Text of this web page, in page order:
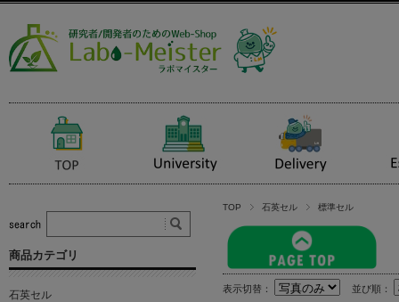
TOP 石英セル 標準セル
表示切替： 並び順：
商品カテゴリ
石英セル